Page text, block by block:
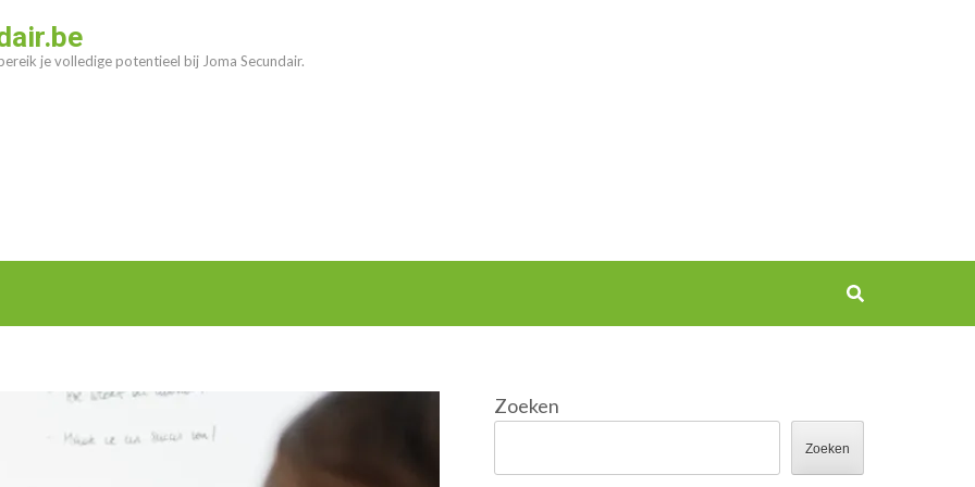
je volledige potentieel bij Joma Secundair.
Zoeken
Zoeken